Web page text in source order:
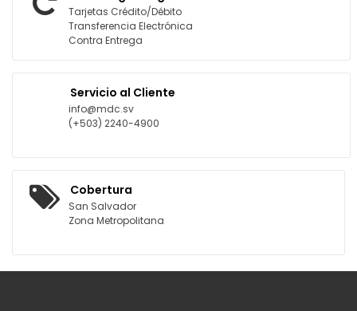
Tarjetas Crédito/Débito
Transferencia Electrónica
Contra Entrega
Servicio al Cliente
info@mdc.sv
(+503) 2240-4900
Cobertura
San Salvador
Zona Metropolitana